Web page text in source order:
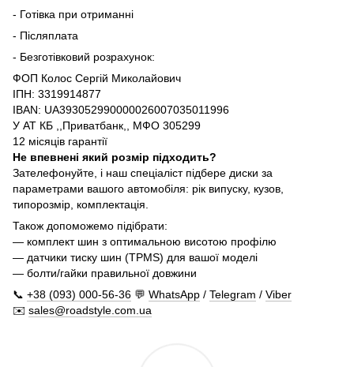
- Готівка при отриманні
- Післяплата
- Безготівковий розрахунок:
ФОП Колос Сергій Миколайович
ІПН: 3319914877
IBAN: UA393052990000026007035011996
У АТ КБ ,,Приватбанк,, МФО 305299
12 місяців гарантії
Не впевнені який розмір підходить?
Зателефонуйте, і наш спеціаліст підбере диски за
параметрами вашого автомобіля: рік випуску, кузов,
типорозмір, комплектація.
Також допоможемо підібрати:
— комплект шин з оптимальною висотою профілю
— датчики тиску шин (TPMS) для вашої моделі
— болти/гайки правильної довжини
📞 +38 (093) 000-56-36 💬 WhatsApp / Telegram / Viber
✉️ sales@roadstyle.com.ua